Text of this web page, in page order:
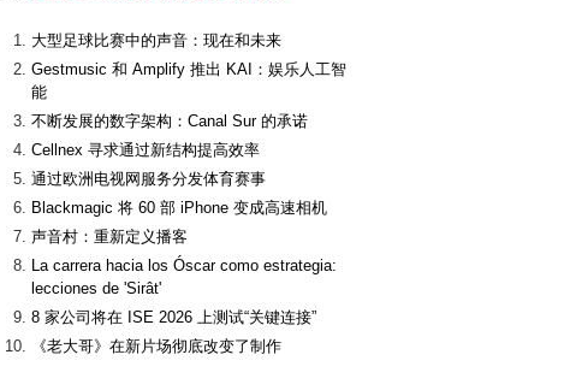
大型足球比赛中的声音：现在和未来
Gestmusic 和 Amplify 推出 KAI：娱乐人工智
能
不断发展的数字架构：Canal Sur 的承诺
Cellnex 寻求通过新结构提高效率
通过欧洲电视网服务分发体育赛事
Blackmagic 将 60 部 iPhone 变成高速相机
声音村：重新定义播客
La carrera hacia los Óscar como estrategia:
lecciones de 'Sirât'
8 家公司将在 ISE 2026 上测试“关键连接”
《老大哥》在新片场彻底改变了制作